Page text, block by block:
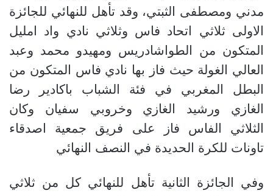
مدني ومصطفى الثبتي، وقد تأهل للنهائي للجائزة
الاولى ثلاثي اتحاد فاس وثلاثي نادي واد امليل
المتكون من الطواشادريس ومهيدو محمد وعبد
العالي الغولة حيث فاز بها نادي فاس المتكون من
البطل المغربي في فئة الشباب باكادير رضا
الغازي ورشيد الغازي وخروبي سفيان وكان
الثلاثي الفاس فاز على فريق جمعية اصدقاء
تاونات للكرة الحديدة في النصف النهائي
وفي الجائزة الثانية تأهل للنهائي كل من ثلاثي